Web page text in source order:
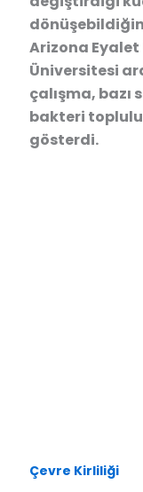
Arizona
Üniversitesi
çalışma, bazı
bakteri
gösterdi.
Çevre Kirliliği